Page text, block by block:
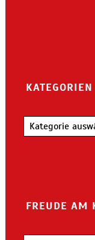
KATEGORIEN
Kategorien
FREUDE AM